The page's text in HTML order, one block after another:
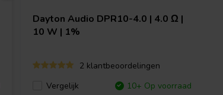
Dayton Audio DPR10-4.0 | 4.0 Ω |
10 W | 1%
2 klantbeoordelingen
Vergelijk
10+ Op voorraad